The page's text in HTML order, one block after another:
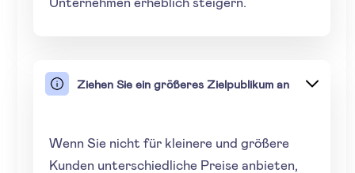
Ziehen Sie ein größeres Zielpublikum an
Wenn Sie nicht für kleinere und größere
Kunden unterschiedliche Preise anbieten,